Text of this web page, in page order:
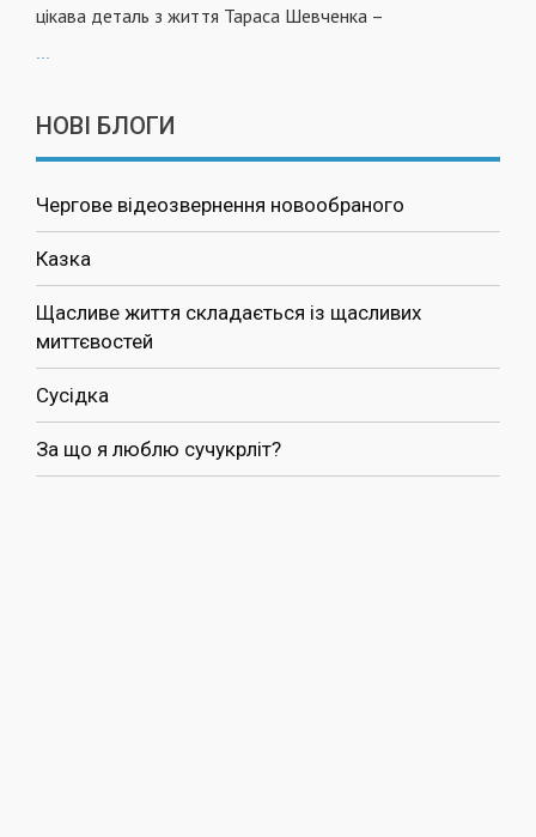
цікава деталь з життя Тараса Шевченка –
...
НОВІ БЛОГИ
Чергове відеозвернення новообраного
Казка
Щасливе життя складається із щасливих
миттєвостей
Сусідка
За що я люблю сучукрліт?